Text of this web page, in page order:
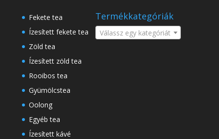
Fekete tea
Ízesített fekete tea
Zöld tea
Ízesített zöld tea
Rooibos tea
Gyümölcstea
Oolong
Egyéb tea
Ízesített kávé
Termékkategóriák
Válassz egy kategóriát